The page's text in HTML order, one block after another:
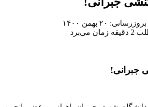
۲۰ بهمن ۱۴۰۰
می‌برد
جبرانی!